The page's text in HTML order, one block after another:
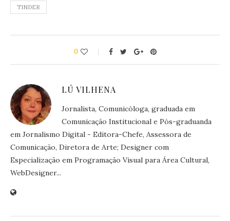
TINDER
0
LÚ VILHENA
Jornalista, Comunicóloga, graduada em
Comunicação Institucional e Pós-graduanda
em Jornalismo Digital - Editora-Chefe, Assessora de
Comunicação, Diretora de Arte; Designer com
Especialização em Programação Visual para Área Cultural,
WebDesigner...